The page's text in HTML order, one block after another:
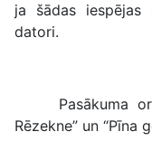
ja šādas iespējas
datori.
Pasākuma
Rēzekne” un “Pīna